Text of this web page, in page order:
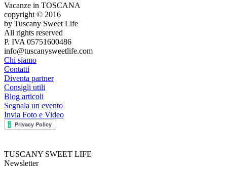
Vacanze in TOSCANA
copyright © 2016
by Tuscany Sweet Life
All rights reserved
P. IVA 05751600486
info@tuscanysweetlife.com
Chi siamo
Contatti
Diventa partner
Consigli utili
Blog articoli
Segnala un evento
Invia Foto e Video
TUSCANY SWEET LIFE
Newsletter